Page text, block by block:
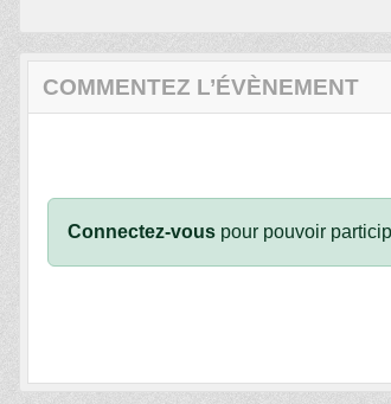
COMMENTEZ L’ÉVÈNEMENT
Connectez-vous pour pouvoir